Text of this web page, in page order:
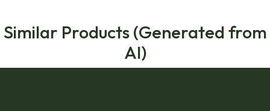
Similar Products (Generated from
AI)